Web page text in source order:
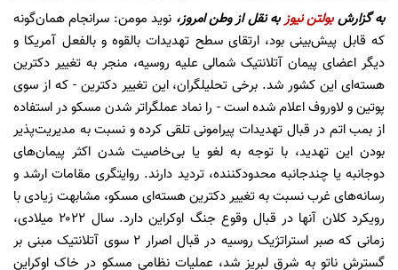
به گزارشبولتن نیوزبه نقل از وطن امروز، نوید مومن: سرانجام همان‌گونه
که قابل پیش‌بینی بود، ارتقای سطح تهدیدات بالقوه و بالفعل آمریکا و
دیگر اعضای پیمان آتلانتیک شمالی علیه روسیه، منجر به تغییر دکترین
هسته‌ای این کشور شد. برخی تحلیلگران، این تغییر دکترین - که از سوی
پوتین و لاوروف اعلام شده است - را نماد عملگراتر شدن مسکو در استفاده
از بمب اتم در قبال تهدیدات پیرامونی تلقی کرده و نسبت به مدیریت‌پذیر
بودن این تهدید، با توجه به لغو یا بی‌خاصیت شدن اکثر پیمان‌های
دوجانبه یا چندجانبه محدودکننده، تردید دارند. روایتگری مقامات ارشد و
رسانه‌های غرب نسبت به تغییر دکترین هسته‌ای مسکو، مشابهت زیادی با
رویکرد کلان آنها در قبال وقوع جنگ اوکراین دارد. سال ۲۰۲۲ میلادی،
زمانی که صبر استراتژیک روسیه در قبال اصرار ۲ سوی آتلانتیک مبنی بر
گسترش ناتو به شرق لبریز شد، عملیات نظامی مسکو در خاک اوکراین